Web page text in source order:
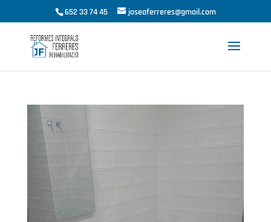
652 33 74 45 joseaferreres@gmail.com